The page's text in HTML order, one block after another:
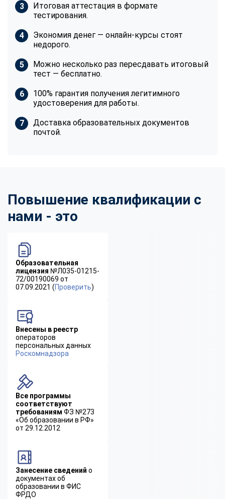
Итоговая аттестация в формате
тестирования.
Экономия денег — онлайн-курсы стоят
недорого.
Можно несколько раз пересдавать итоговый
тест — бесплатно.
100% гарантия получения легитимного
удостоверения для работы.
Доставка образовательных документов
почтой.
Повышение квалификации с
нами - это
Образовательная
лицензия №Л035-01215-
72/00190069 от
07.09.2021 (Проверить)
Внесены в реестр
операторов
персональных данных
Роскомнадзора
Все программы
соответствуют
требованиям ФЗ №273
«Об образовании в РФ»
от 29.12.2012
Занесение сведений о
документах об
образовании в ФИС
ФРДО